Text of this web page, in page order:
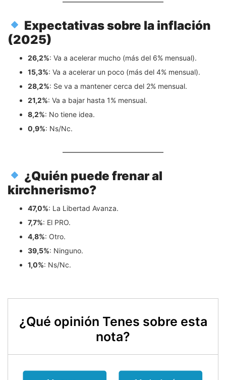
Expectativas sobre la inflación
(2025)
26,2%: Va a acelerar mucho (más del 6% mensual).
15,3%: Va a acelerar un poco (más del 4% mensual).
28,2%: Se va a mantener cerca del 2% mensual.
21,2%: Va a bajar hasta 1% mensual.
8,2%: No tiene idea.
0,9%: Ns/Nc.
¿Quién puede frenar al
kirchnerismo?
47,0%: La Libertad Avanza.
7,7%: El PRO.
4,8%: Otro.
39,5%: Ninguno.
1,0%: Ns/Nc.
¿Qué opinión Tenes sobre esta
nota?